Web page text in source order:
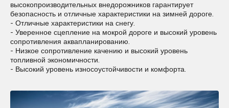
высокопроизводительных внедорожников гарантирует
безопасность и отличные характеристики на зимней дороге.
- Отличные характеристики на снегу.
- Уверенное сцепление на мокрой дороге и высокий уровень
сопротивления аквапланированию.
- Низкое сопротивление качению и высокий уровень
топливной экономичности.
- Высокий уровень износоустойчивости и комфорта.